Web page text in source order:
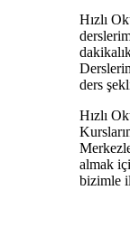
Hızlı
ders
Hızlı
almak
bizimle